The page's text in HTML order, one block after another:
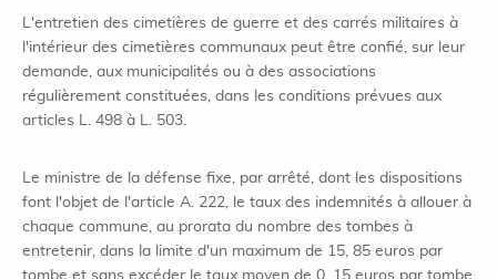
L'entretien des cimetières de guerre et des carrés militaires à
l'intérieur des cimetières communaux peut être confié, sur leur
demande, aux municipalités ou à des associations
régulièrement constituées, dans les conditions prévues aux
articles L. 498 à L. 503.
Le ministre de la défense fixe, par arrêté, dont les dispositions
font l'objet de l'article A. 222, le taux des indemnités à allouer à
chaque commune, au prorata du nombre des tombes à
entretenir, dans la limite d'un maximum de 15, 85 euros par
tombe et sans excéder le taux moyen de 0, 15 euros par tombe